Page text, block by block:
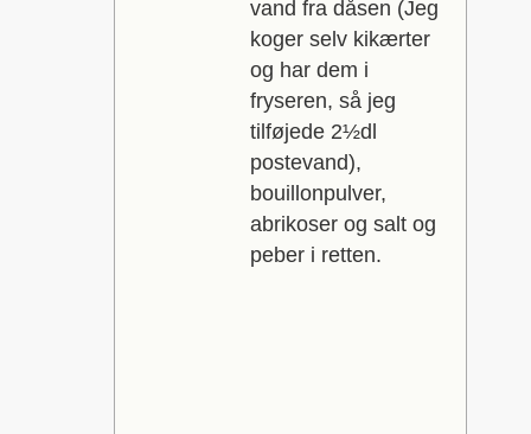
vand fra dåsen (Jeg
koger selv kikærter
og har dem i
fryseren, så jeg
tilføjede 2½dl
postevand),
bouillonpulver,
abrikoser og salt og
peber i retten.